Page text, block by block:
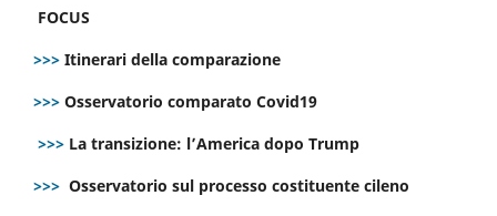
FOCUS
>>> Itinerari della comparazione
>>> Osservatorio comparato Covid19
>>> La transizione: l’America dopo Trump
>>> Osservatorio sul processo costituente cileno